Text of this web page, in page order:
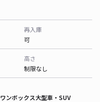
再入庫
可
高さ
制限なし
ワンボックス大型車・SUV